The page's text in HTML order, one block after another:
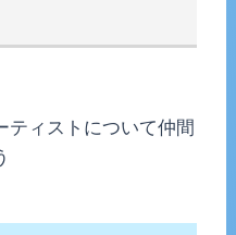
ティストについて仲間